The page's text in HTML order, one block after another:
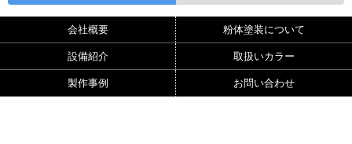
会社概要 粉体塗装について
設備紹介 取扱いカラー
製作事例 お問い合わせ